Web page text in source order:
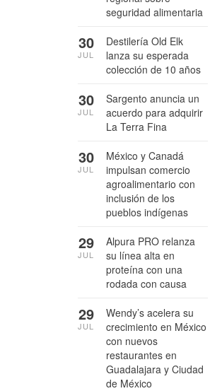
seguridad alimentaria
Destilería Old Elk
lanza su esperada
colección de 10 años
30
JUL
Sargento anuncia un
acuerdo para adquirir
La Terra Fina
30
JUL
México y Canadá
impulsan comercio
agroalimentario con
inclusión de los
pueblos indígenas
30
JUL
Alpura PRO relanza
su línea alta en
proteína con una
rodada con causa
29
JUL
Wendy’s acelera su
crecimiento en México
con nuevos
restaurantes en
Guadalajara y Ciudad
de México
29
JUL